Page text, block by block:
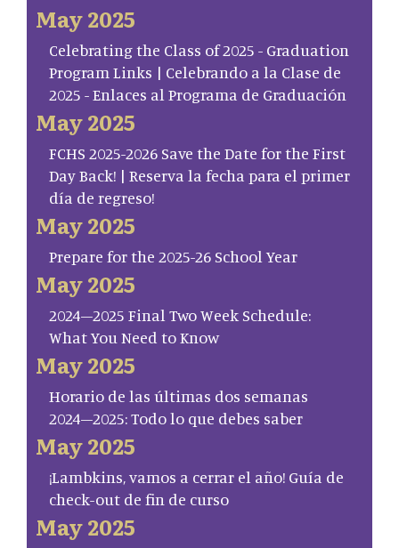
May 2025
Celebrating the Class of 2025 - Graduation
Program Links | Celebrando a la Clase de
2025 - Enlaces al Programa de Graduación
May 2025
FCHS 2025-2026 Save the Date for the First
Day Back! | Reserva la fecha para el primer
día de regreso!
May 2025
Prepare for the 2025-26 School Year
May 2025
2024–2025 Final Two Week Schedule:
What You Need to Know
May 2025
Horario de las últimas dos semanas
2024–2025: Todo lo que debes saber
May 2025
¡Lambkins, vamos a cerrar el año! Guía de
check-out de fin de curso
May 2025